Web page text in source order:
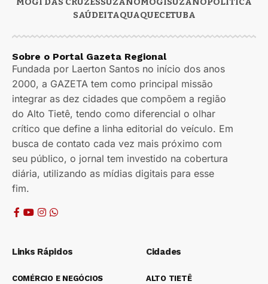
SAÚDEITAQUAQUECETUBA
Sobre o Portal Gazeta Regional
Fundada por Laerton Santos no início dos anos
2000, a GAZETA tem como principal missão
integrar as dez cidades que compõem a região
do Alto Tietê, tendo como diferencial o olhar
crítico que define a linha editorial do veículo. Em
busca de contato cada vez mais próximo com
seu público, o jornal tem investido na cobertura
diária, utilizando as mídias digitais para esse
fim.
Links Rápidos
COMÉRCIO E NEGÓCIOS
Cidades
ALTO TIETÊ